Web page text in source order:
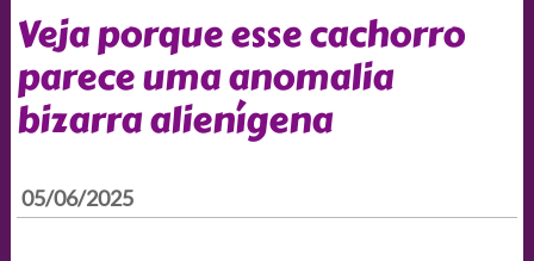
Veja porque esse cachorro
parece uma anomalia
bizarra alienígena
05/06/2025